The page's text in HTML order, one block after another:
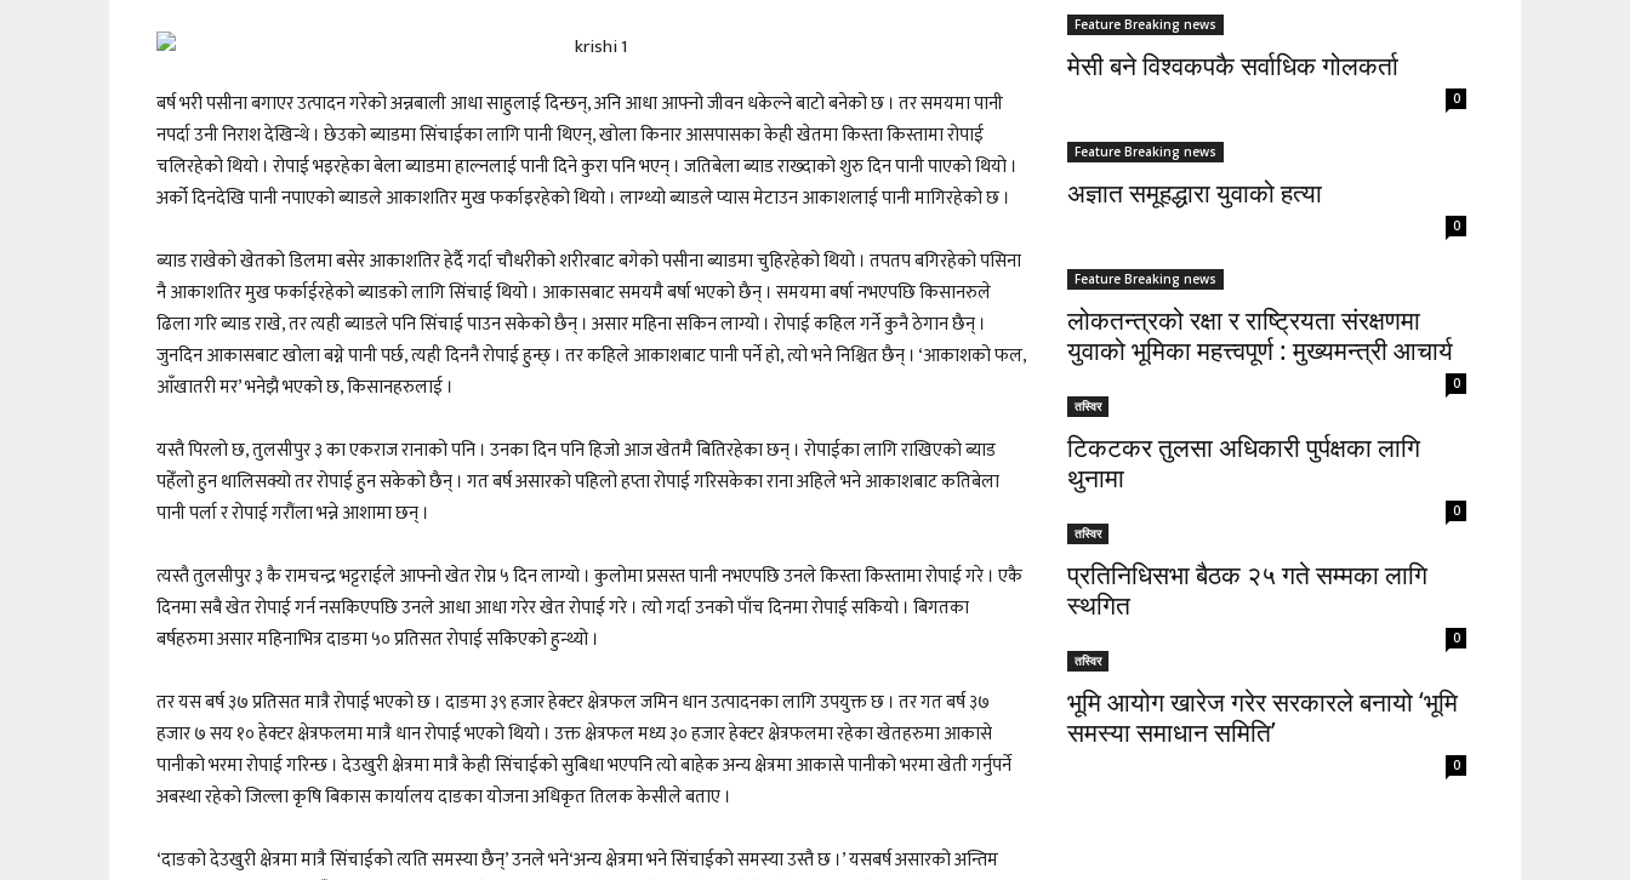
बर्ष भरी पसीना बगाएर उत्पादन गरेको अन्नबाली आधा साहुलाई दिन्छन्, अनि आधा आफ्नो जीवन धकेल्ने बाटो बनेको छ । तर समयमा पानी
नपर्दा उनी निराश देखिन्थे । छेउको ब्याडमा सिंचाईका लागि पानी थिएन्, खोला किनार आसपासका केही खेतमा किस्ता किस्तामा रोपाई
चलिरहेको थियो । रोपाई भइरहेका बेला ब्याडमा हाल्नलाई पानी दिने कुरा पनि भएन् । जतिबेला ब्याड राख्दाको शुरु दिन पानी पाएको थियो ।
अर्को दिनदेखि पानी नपाएको ब्याडले आकाशतिर मुख फर्काइरहेको थियो । लाग्थ्यो ब्याडले प्यास मेटाउन आकाशलाई पानी मागिरहेको छ ।
ब्याड राखेको खेतको डिलमा बसेर आकाशतिर हेर्दै गर्दा चौधरीको शरीरबाट बगेको पसीना ब्याडमा चुहिरहेको थियो । तपतप बगिरहेको पसिना
नै आकाशतिर मुख फर्काईरहेको ब्याडको लागि सिंचाई थियो । आकासबाट समयमै बर्षा भएको छैन् । समयमा बर्षा नभएपछि किसानरुले
ढिला गरि ब्याड राखे, तर त्यही ब्याडले पनि सिंचाई पाउन सकेको छैन् । असार महिना सकिन लाग्यो । रोपाई कहिल गर्ने कुनै ठेगान छैन् ।
जुनदिन आकासबाट खोला बग्ने पानी पर्छ, त्यही दिननै रोपाई हुन्छ् । तर कहिले आकाशबाट पानी पर्ने हो, त्यो भने निश्चित छैन् । ‘आकाशको फल,
आँखातरी मर’ भनेझै भएको छ, किसानहरुलाई ।
यस्तै पिरलो छ, तुलसीपुर ३ का एकराज रानाको पनि । उनका दिन पनि हिजो आज खेतमै बितिरहेका छन् । रोपाईका लागि राखिएको ब्याड
पहेँलो हुन थालिसक्यो तर रोपाई हुन सकेको छैन् । गत बर्ष असारको पहिलो हप्ता रोपाई गरिसकेका राना अहिले भने आकाशबाट कतिबेला
पानी पर्ला र रोपाई गरौंला भन्ने आशामा छन् ।
त्यस्तै तुलसीपुर ३ कै रामचन्द्र भट्टराईले आफ्नो खेत रोप्न ५ दिन लाग्यो । कुलोमा प्रसस्त पानी नभएपछि उनले किस्ता किस्तामा रोपाई गरे । एकै
दिनमा सबै खेत रोपाई गर्न नसकिएपछि उनले आधा आधा गरेर खेत रोपाई गरे । त्यो गर्दा उनको पाँच दिनमा रोपाई सकियो । बिगतका
बर्षहरुमा असार महिनाभित्र दाङमा ५० प्रतिसत रोपाई सकिएको हुन्थ्यो ।
तर यस बर्ष ३७ प्रतिसत मात्रै रोपाई भएको छ । दाङमा ३९ हजार हेक्टर क्षेत्रफल जमिन धान उत्पादनका लागि उपयुक्त छ । तर गत बर्ष ३७
हजार ७ सय १० हेक्टर क्षेत्रफलमा मात्रै धान रोपाई भएको थियो । उक्त क्षेत्रफल मध्य ३० हजार हेक्टर क्षेत्रफलमा रहेका खेतहरुमा आकासे
पानीको भरमा रोपाई गरिन्छ । देउखुरी क्षेत्रमा मात्रै केही सिंचाईको सुबिधा भएपनि त्यो बाहेक अन्य क्षेत्रमा आकासे पानीको भरमा खेती गर्नुपर्ने
अबस्था रहेको जिल्ला कृषि बिकास कार्यालय दाङका योजना अधिकृत तिलक केसीले बताए ।
‘दाङको देउखुरी क्षेत्रमा मात्रै सिंचाईको त्यति समस्या छैन्’ उनले भने‘अन्य क्षेत्रमा भने सिंचाईको समस्या उस्तै छ ।’ यसबर्ष असारको अन्तिम
Feature Breaking news
मेसी बने विश्वकपकै सर्वाधिक गोलकर्ता
0
Feature Breaking news
अज्ञात समूहद्धारा युवाको हत्या
0
Feature Breaking news
लोकतन्त्रको रक्षा र राष्ट्रियता संरक्षणमा
युवाको भूमिका महत्त्वपूर्ण : मुख्यमन्त्री आचार्य
0
तस्विर
टिकटकर तुलसा अधिकारी पुर्पक्षका लागि
थुनामा
0
तस्विर
प्रतिनिधिसभा बैठक २५ गते सम्मका लागि
स्थगित
0
तस्विर
भूमि आयोग खारेज गरेर सरकारले बनायो ‘भूमि
समस्या समाधान समिति’
0